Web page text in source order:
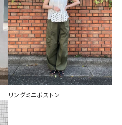
リングミニボストン